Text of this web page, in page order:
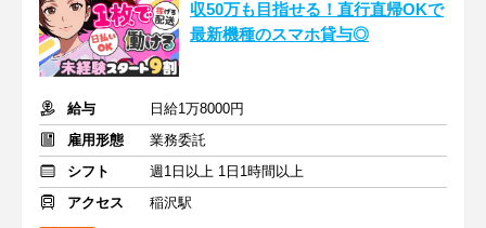
収50万も目指せる！直行直帰OKで
最新機種のスマホ貸与◎
給与
日給1万8000円
雇用形態
業務委託
シフト
週1日以上 1日1時間以上
アクセス
稲沢駅